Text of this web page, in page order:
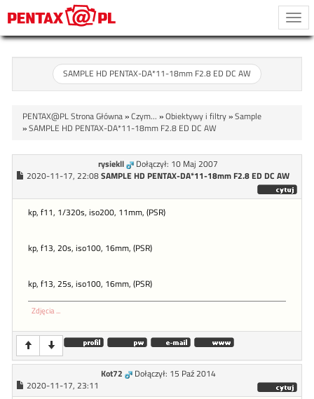
SAMPLE HD PENTAX-DA*11-18mm F2.8 ED DC AW
PENTAX@PL Strona Główna»Czym... »Obiektywy i filtry»Sample
»SAMPLE HD PENTAX-DA*11-18mm F2.8 ED DC AW
rysiekll
Dołączył: 10 Maj 2007
2020-11-17, 22:08SAMPLE HD PENTAX-DA*11-18mm F2.8 ED DC AW
kp, f11, 1/320s, iso200, 11mm, (PSR)
kp, f13, 20s, iso100, 16mm, (PSR)
kp, f13, 25s, iso100, 16mm, (PSR)
Zdjęcia ...
Kot72
Dołączył: 15 Paź 2014
2020-11-17, 23:11